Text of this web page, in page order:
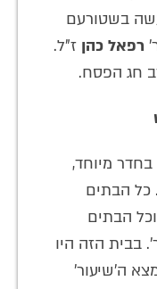
בשטורעם
רפאל כהן ז"ל.
חג הפסח.
מיוחד,
כל הבתים
הבתים
בבית הזה היו
ה'שיעור'